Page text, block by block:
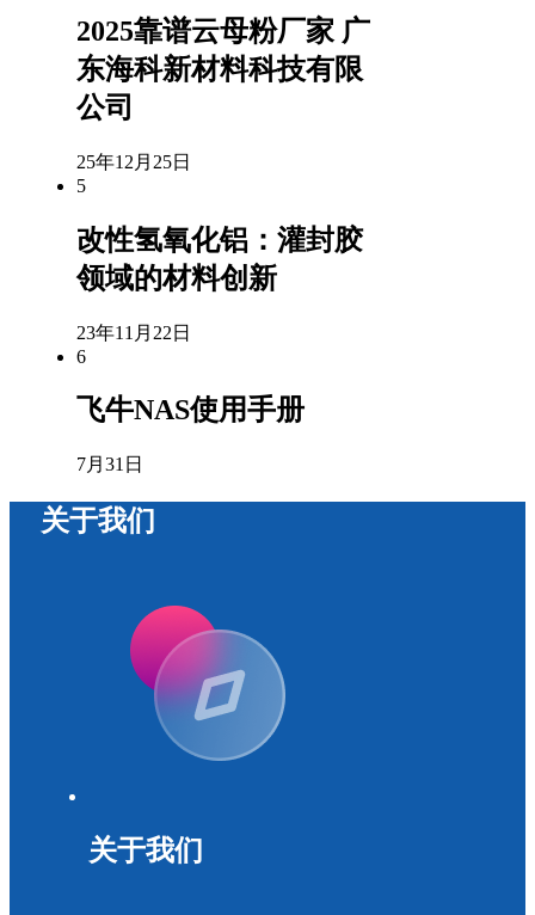
2025靠谱云母粉厂家 广
东海科新材料科技有限
公司
25年12月25日
5
改性氢氧化铝：灌封胶
领域的材料创新
23年11月22日
6
飞牛NAS使用手册
7月31日
关于我们
关于我们